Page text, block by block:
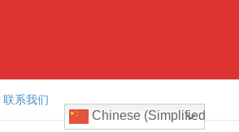
联系我们
Chinese (Simplified)